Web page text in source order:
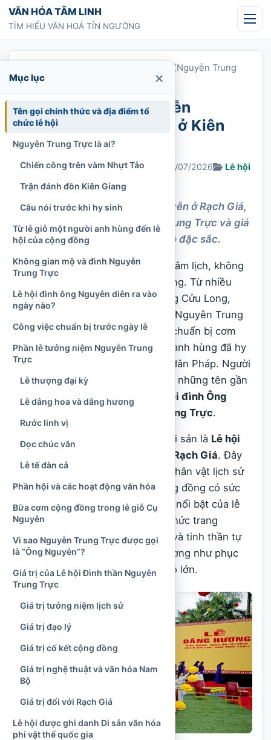
Chuyển tới nội dung
VĂN HÓA TÂM LINH
TÌM HIỂU VĂN HOÁ TÍN NGƯỠNG
Lễ hội đình ông Nguyễn (Nguyễn Trung
Trực) ở Kiên Giang
Lễ hội đình ông Nguyễn
(Nguyễn Trung Trực) ở Kiên
Giang
Chi Tran 20/12/2022Cập nhật: 21/07/2026
Lễ hội
1.434 lượt xem
Tìm hiểu Lễ hội đình ông Nguyễn ở Rạch Giá,
nghi lễ tưởng niệm Nguyễn Trung Trực và giá
trị văn hóa cộng đồng Nam Bộ đặc sắc.
Vào những ngày cuối tháng Tám âm lịch, không
gian Rạch Giá trở nên khác thường. Từ nhiều
tỉnh, thành vùng Đồng bằng sông Cửu Long,
từng đoàn người tìm về đình thờ Nguyễn Trung
Trực để dâng hương, góp công, chuẩn bị cơm
nước và cùng tưởng niệm người anh hùng đã hy
sinh trong buổi đầu chống thực dân Pháp. Người
dân thường gọi sự kiện này bằng những tên gần
gũi như Lễ giỗ Cụ Nguyễn
Lễ hội đình Ông
Lễ hội Nguyễn Trung Trực.
Tên gọi chính thức trong hồ sơ di sản là Lễ hội
Đình thần Nguyễn Trung Trực – Rạch Giá. Đây
không chỉ là một lễ tưởng niệm nhân vật lịch sử
mà còn là sinh hoạt văn hóa cộng đồng có sức
lan tỏa rộng lớn ở Nam Bộ. Điểm nổi bật của lễ
hội nằm ở sự kết hợp giữa nghi thức trang
nghiêm, ký ức chống ngoại xâm và tinh thần tự
nguyện phục vụ khách thập phương như phục
vụ người thân trong một ngày giỗ lớn.
Mục lục ×
Tên gọi chính thức và địa điểm tổ
chức lễ hội
Nguyễn Trung Trực là ai?
Chiến công trên vàm Nhựt Tảo
Trận đánh đồn Kiên Giang
Câu nói trước khi hy sinh
Từ lễ giỗ một người anh hùng đến lễ
hội của cộng đồng
Không gian mộ và đình Nguyễn
Trung Trực
Lễ hội đình ông Nguyễn diễn ra vào
ngày nào?
Công việc chuẩn bị trước ngày lễ
Phần lễ tưởng niệm Nguyễn Trung
Trực
Lễ thượng đại kỳ
Lễ dâng hoa và dâng hương
Rước linh vị
Đọc chúc văn
Lễ tế đàn cả
Phần hội và các hoạt động văn hóa
Bữa cơm cộng đồng trong lễ giỗ Cụ
Nguyễn
Vì sao Nguyễn Trung Trực được gọi
là “Ông Nguyễn”?
Giá trị của Lễ hội Đình thần Nguyễn
Trung Trực
Giá trị tưởng niệm lịch sử
Giá trị đạo lý
Giá trị cố kết cộng đồng
Giá trị nghệ thuật và văn hóa Nam
Bộ
Giá trị đối với Rạch Giá
Lễ hội được ghi danh Di sản văn hóa
phi vật thể quốc gia